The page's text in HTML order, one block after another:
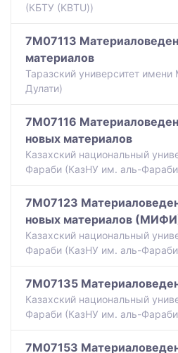
(КБТУ (KBTU))
7M07113
материалов
Таразский университет
Дулати)
7M07116
новых материалов
Казахский национальный
Фараби (КазНУ им. аль-
7M07123
новых материалов
Казахский национальный
Фараби (КазНУ им. аль-
7M07135
Казахский национальный
Фараби (КазНУ им. аль-
7M07153